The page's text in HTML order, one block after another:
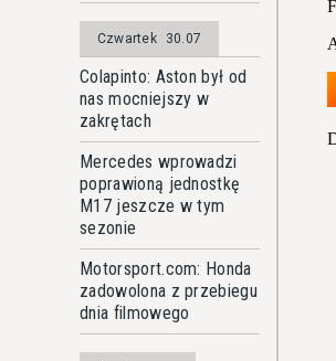
Czwartek 30.07
Colapinto: Aston był od
nas mocniejszy w
zakrętach
Mercedes wprowadzi
poprawioną jednostkę
M17 jeszcze w tym
sezonie
Motorsport.com: Honda
zadowolona z przebiegu
dnia filmowego